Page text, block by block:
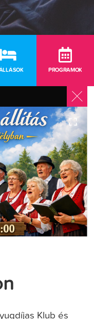
PROGRAMOK
Klub és